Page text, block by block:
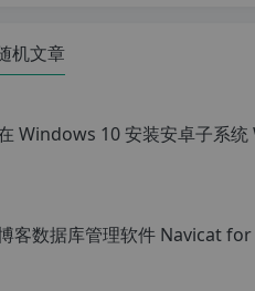
机文章